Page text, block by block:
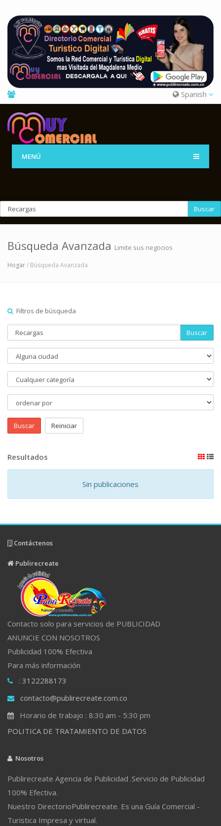
Spanish
MENÚ
Buscar
Búsqueda Avanzada Limite sus negocios
Hogar/ Búsqueda Avanzada
Filtros de búsqueda
Buscar
Buscar Reiniciar
Resultados
Sin publicaciones
Contáctenos
Publirecreate
Contacto solo para servicios de PUBLICIDAD
ANUNCIE CON NOSOTROS
Publicidad 100% Efectiva
Para más información
: 3122288173
contacto@publirecreate.com.co
Horario de trabajo : 8:30 am - 5:30 pm
POLITICA DE TRATAMIENTO DE DATOS
Nosotros
Publirecreate Agencia de Publicidad .Servicio de Publicidad
100% Efectiva.
Nuestro DirectorioPublirecreate. Es una Guía Comercial -
Turistica Impresa y virtual.